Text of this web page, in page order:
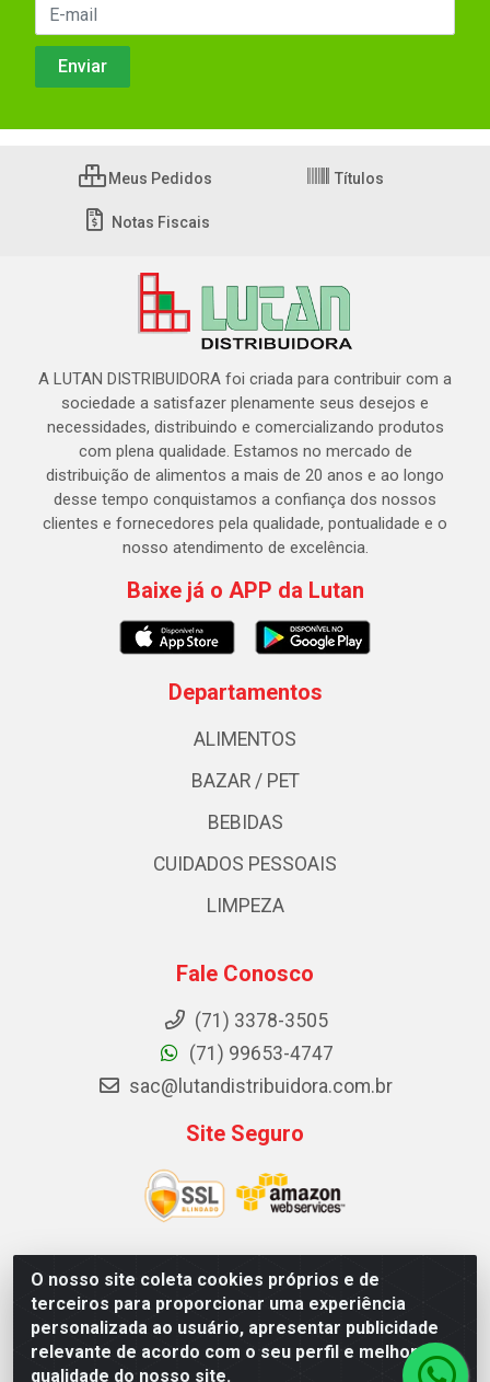
O nosso site coleta cookies próprios e de
terceiros para proporcionar uma experiência
personalizada ao usuário, apresentar publicidade
relevante de acordo com o seu perfil e melhorar a
qualidade do nosso site.
Meus Pedidos Títulos
Notas Fiscais
A LUTAN DISTRIBUIDORA foi criada para contribuir com a
sociedade a satisfazer plenamente seus desejos e
necessidades, distribuindo e comercializando produtos
com plena qualidade. Estamos no mercado de
distribuição de alimentos a mais de 20 anos e ao longo
desse tempo conquistamos a confiança dos nossos
clientes e fornecedores pela qualidade, pontualidade e o
nosso atendimento de excelência.
Baixe já o APP da Lutan
Departamentos
ALIMENTOS
BAZAR / PET
BEBIDAS
CUIDADOS PESSOAIS
LIMPEZA
Fale Conosco
(71) 3378-3505
(71) 99653-4747
sac@lutandistribuidora.com.br
Site Seguro
Lutan Distribuidora - Rua Dr. Gerino Souza Filho, 1525 -
Itinga - Lauro de Freitas / BA - CEP 42700-000 - CNPJ
05.156.713/0001-62